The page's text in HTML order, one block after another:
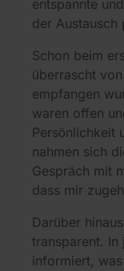
entspannte
der Austausch
Schon beim
überrascht
empfangen
waren offen
Persönlichkeit
nahmen sich
Gespräch mit
dass mir
Darüber
transparent.
informiert,